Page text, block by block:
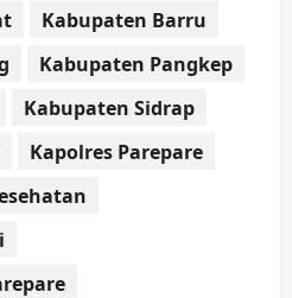
Kabupaten Barru
Kabupaten Pangkep
Kabupaten Sidrap
Kapolres Parepare